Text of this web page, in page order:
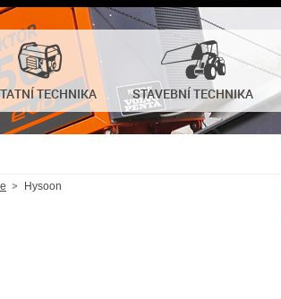
TECHNIKA STAVEBNÍ TECHNIKA
Hysoon